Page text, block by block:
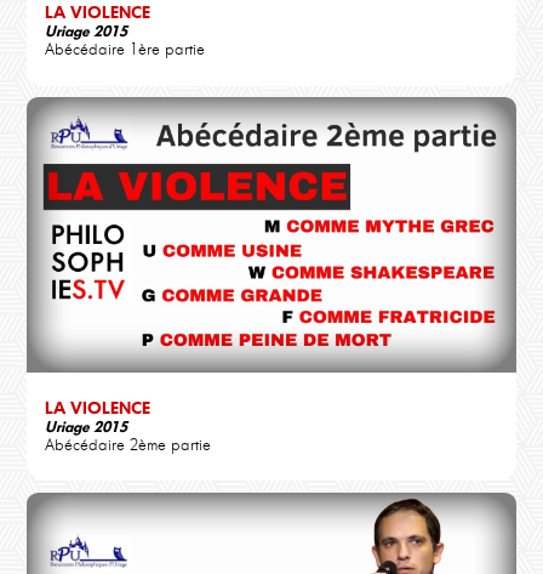
LA VIOLENCE
Uriage 2015
Abécédaire 1ère partie
LA VIOLENCE
Uriage 2015
Abécédaire 2ème partie